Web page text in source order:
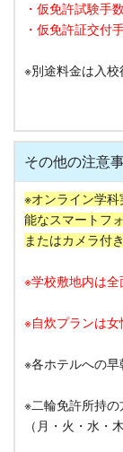
・仮免許試験手
・仮免許証交付
※別途料金は入校
その他の注意
※オンライン学科
能なスマートフ
またはカメラ付
※学校敷地内は全
※自炊プランは女
※各ホテルへの早
※二輪免許所持
（月・火・水・